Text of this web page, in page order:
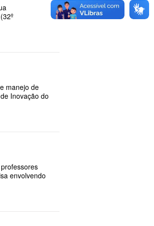
manejo de
Inovação do
envolvendo